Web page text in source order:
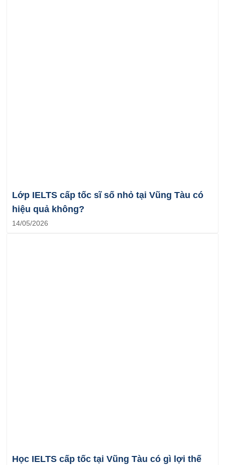
Lớp IELTS cấp tốc sĩ số nhỏ tại Vũng Tàu có
hiệu quả không?
14/05/2026
Học IELTS cấp tốc tại Vũng Tàu có gì lợi thế